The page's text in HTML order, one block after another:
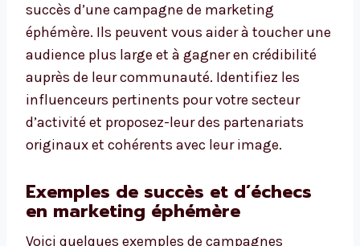
succès d’une campagne de marketing
éphémère. Ils peuvent vous aider à toucher une
audience plus large et à gagner en crédibilité
auprès de leur communauté. Identifiez les
influenceurs pertinents pour votre secteur
d’activité et proposez-leur des partenariats
originaux et cohérents avec leur image.
Exemples de succès et d’échecs
en marketing éphémère
Voici quelques exemples de campagnes